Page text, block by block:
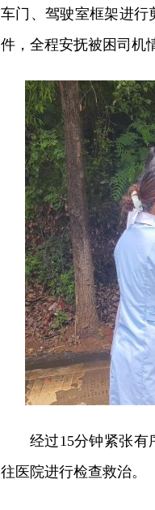
车门、驾驶室框架进行
件，全程安抚被困司机
经过15分钟紧张
往医院进行检查救治。